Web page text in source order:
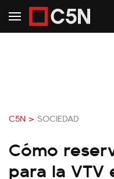
C5N > SOCIEDAD
Cómo
para la VTV